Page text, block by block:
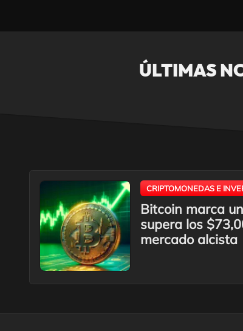
ÚLTIMAS
CRIPTOMONEDAS E
Bitcoin marca
supera los
mercado alcista